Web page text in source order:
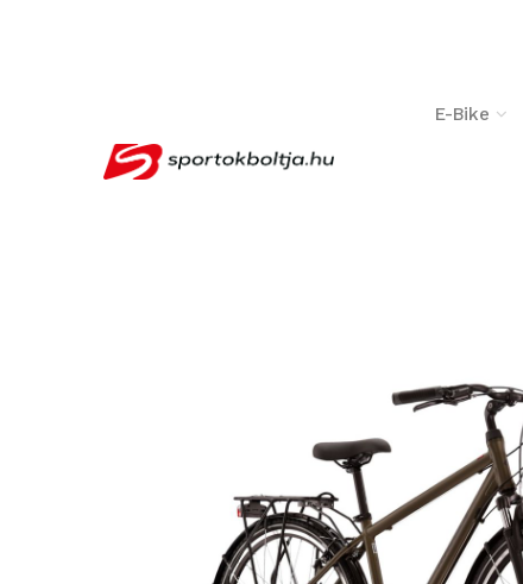
E-Bike